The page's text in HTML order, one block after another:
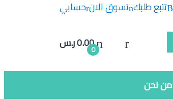
تتبع طلبك تسوق الانحسابي
0
0.00ر.س
من نحن